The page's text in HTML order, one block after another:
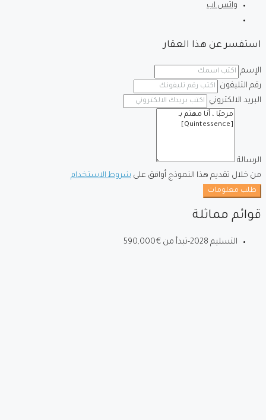
واتس اب
استفسر عن هذا العقار
الإسم
رقم التليفون
البريد الالكتروني
الرسالة
من خلال تقديم هذا النموذج أوافق على شروط الاستخدام
طلب معلومات
قوائم مماثلة
التسليم 2028-تبدأ من €590,000